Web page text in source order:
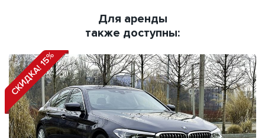
Для аренды
также доступны:
СКИДКА! 15%